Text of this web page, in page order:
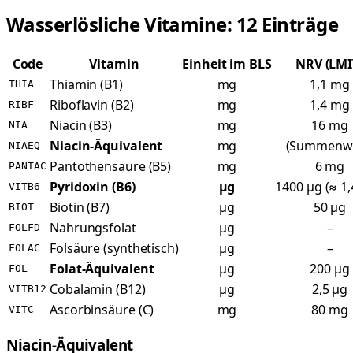
Wasserlösliche Vitamine: 12 Einträge
Code Vitamin Einheit im BLS NRV
THIA Thiamin (B1) mg 1,1 mg
RIBF Riboflavin (B2) mg 1,4 mg
NIA Niacin (B3) mg 16 mg
NIAEQ Niacin-Äquivalent mg
PANTAC Pantothensäure (B5) mg 6 mg
VITB6 Pyridoxin (B6) µg 1400 µg (≈
BIOT Biotin (B7) µg 50 µg
FOLFD Nahrungsfolat µg –
FOLAC Folsäure (synthetisch) µg –
FOL Folat-Äquivalent µg 200 µg
VITB12 Cobalamin (B12) µg 2,5 µg
VITC Ascorbinsäure (C) mg 80 mg
Niacin-Äquivalent